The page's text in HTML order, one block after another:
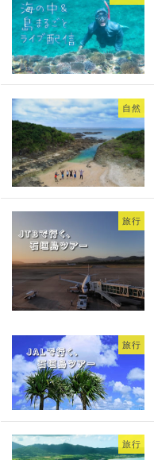
自然
旅行
旅行
旅行